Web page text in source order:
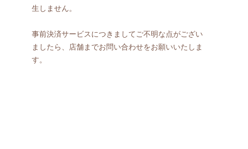
生しません。
事前決済サービスにつきましてご不明な点がござい
ましたら、店舗までお問い合わせをお願いいたしま
す。